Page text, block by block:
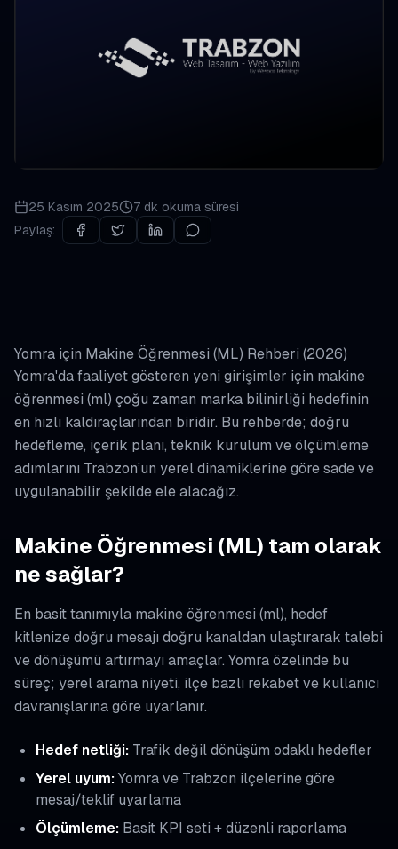
25 Kasım 2025 7 dk okuma süresi
Paylaş:
Yomra için Makine Öğrenmesi (ML) Rehberi (2026)
Yomra'da faaliyet gösteren yeni girişimler için makine
öğrenmesi (ml) çoğu zaman marka bilinirliği hedefinin
en hızlı kaldıraçlarından biridir. Bu rehberde; doğru
hedefleme, içerik planı, teknik kurulum ve ölçümleme
adımlarını Trabzon’un yerel dinamiklerine göre sade ve
uygulanabilir şekilde ele alacağız.
Makine Öğrenmesi (ML) tam olarak
ne sağlar?
En basit tanımıyla makine öğrenmesi (ml), hedef
kitlenize doğru mesajı doğru kanaldan ulaştırarak talebi
ve dönüşümü artırmayı amaçlar. Yomra özelinde bu
süreç; yerel arama niyeti, ilçe bazlı rekabet ve kullanıcı
davranışlarına göre uyarlanır.
Hedef netliği: Trafik değil dönüşüm odaklı hedefler
Yerel uyum:Yomra ve Trabzon ilçelerine göre
mesaj/teklif uyarlama
Ölçümleme: Basit KPI seti + düzenli raporlama